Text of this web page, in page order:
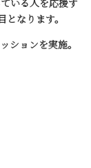
いる人を応援す
なります。
ションを実施。